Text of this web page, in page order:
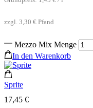
zzgl. 3,30 € Pfand
Mezzo Mix Menge
In den Warenkorb
Sprite
17,45 €